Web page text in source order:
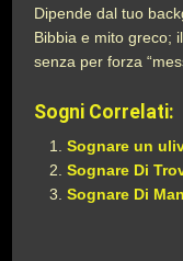
Dipende dal tuo
Bibbia e mito greco;
senza per forza
Sogni Correlati:
Sognare un
Sognare Di
Sognare Di